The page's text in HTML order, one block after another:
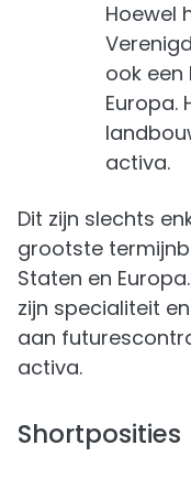
Hoewel
ook een
Europa.
activa.
Dit zijn slechts
grootste
Staten en
zijn specialiteit
aan
activa.
Shortposities